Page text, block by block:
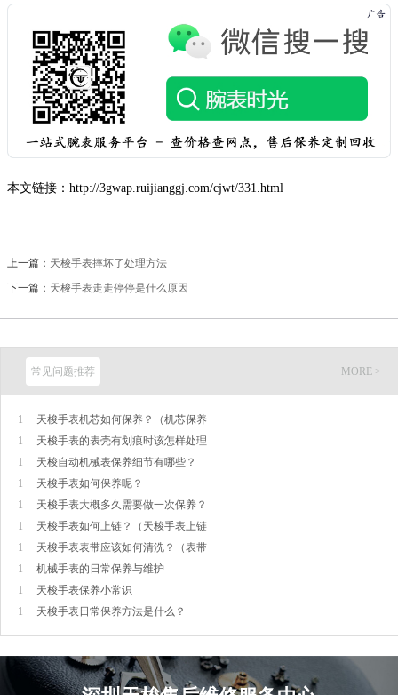
本文链接：http://3gwap.ruijianggj.com/cjwt/331.html
上一篇： 天梭手表摔坏了处理方法
下一篇： 天梭手表走走停停是什么原因
常见问题推荐 MORE >
1
天梭手表机芯如何保养？（机芯保养
1
天梭手表的表壳有划痕时该怎样处理
1
天梭自动机械表保养细节有哪些？
1
天梭手表如何保养呢？
1
天梭手表大概多久需要做一次保养？
1
天梭手表如何上链？（天梭手表上链
1
天梭手表表带应该如何清洗？（表带
1
机械手表的日常保养与维护
1
天梭手表保养小常识
1
天梭手表日常保养方法是什么？